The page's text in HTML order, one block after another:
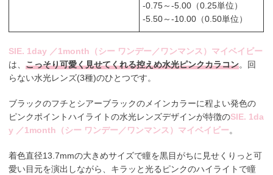
-0.75～-5.00（0.25単位）
-5.50～-10.00（0.50単位）
SIE. 1day ／1month（シー ワンデー／ワンマンス）マイベイビー
は、こっそり可愛く見せてくれる控えめ水光ピンクカラコン。回
らない水光レンズ(3種)のひとつです。
ブラックのフチとシアーブラックのメインカラーに程よい発色の
ピンクポイントハイライトの水光レンズデザインが特徴のSIE. 1da
y ／1month（シー ワンデー／ワンマンス）マイベイビー。
着色直径13.7mmの大きめサイズで瞳を黒目がちに見せくりっと可
愛い目元を演出しながら、キラッと光るピンクのハイライトで瞳